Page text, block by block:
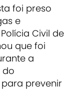
foi preso
e
Civil de
que foi
a
do
prevenir